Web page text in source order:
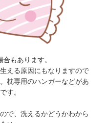
もあります。
える原因にもなりますので
枕専用のハンガーなどがあ
す。
で、洗えるかどうかわから